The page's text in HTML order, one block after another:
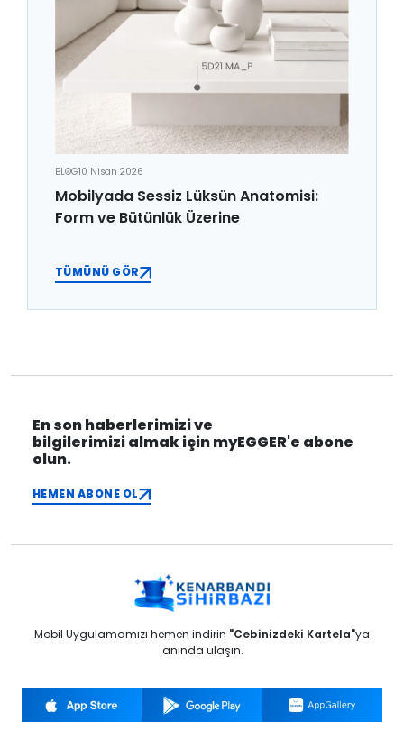
BLOG10 Nisan 2026
Mobilyada Sessiz Lüksün Anatomisi:
Form ve Bütünlük Üzerine
TÜMÜNÜ GÖR
En son haberlerimizi ve
bilgilerimizi almak için myEGGER'e abone
olun.
HEMEN ABONE OL
Mobil Uygulamamızı hemen indirin "Cebinizdeki Kartela"ya
anında ulaşın.